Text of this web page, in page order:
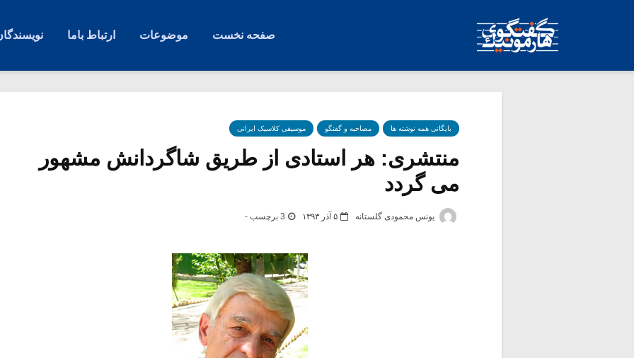
صفحه نخست موضوعات ارتباط باما
بایگانی همه نوشته ها مصاحبه و گفتگو موسیقی کلاسیک ایرانی
منتشری: هر استادی از طریق شاگردانش مشهور
می گردد
یونس محمودی گلستانه ۵ آذر ۱۳۹۳ 3 برچسب -